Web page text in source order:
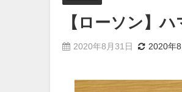
【ローソン】
2020年8月31日 2020年